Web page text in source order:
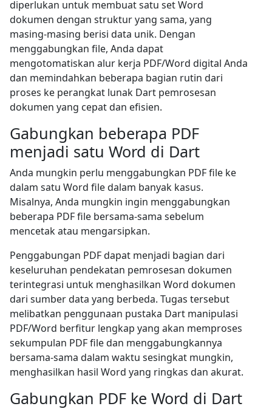
diperlukan untuk membuat satu set Word
dokumen dengan struktur yang sama, yang
masing-masing berisi data unik. Dengan
menggabungkan file, Anda dapat
mengotomatiskan alur kerja PDF/Word digital Anda
dan memindahkan beberapa bagian rutin dari
proses ke perangkat lunak Dart pemrosesan
dokumen yang cepat dan efisien.
Gabungkan beberapa PDF
menjadi satu Word di Dart
Anda mungkin perlu menggabungkan PDF file ke
dalam satu Word file dalam banyak kasus.
Misalnya, Anda mungkin ingin menggabungkan
beberapa PDF file bersama-sama sebelum
mencetak atau mengarsipkan.
Penggabungan PDF dapat menjadi bagian dari
keseluruhan pendekatan pemrosesan dokumen
terintegrasi untuk menghasilkan Word dokumen
dari sumber data yang berbeda. Tugas tersebut
melibatkan penggunaan pustaka Dart manipulasi
PDF/Word berfitur lengkap yang akan memproses
sekumpulan PDF file dan menggabungkannya
bersama-sama dalam waktu sesingkat mungkin,
menghasilkan hasil Word yang ringkas dan akurat.
Gabungkan PDF ke Word di Dart